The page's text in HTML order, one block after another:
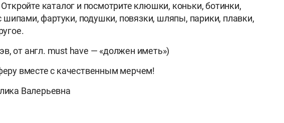
каталог и посмотрите клюшки, коньки, ботинки,
шипами, фартуки, подушки, повязки, шляпы, парики, плавки,
от англ. must have — «должен иметь»)
вместе с качественным мерчем!
Валерьевна